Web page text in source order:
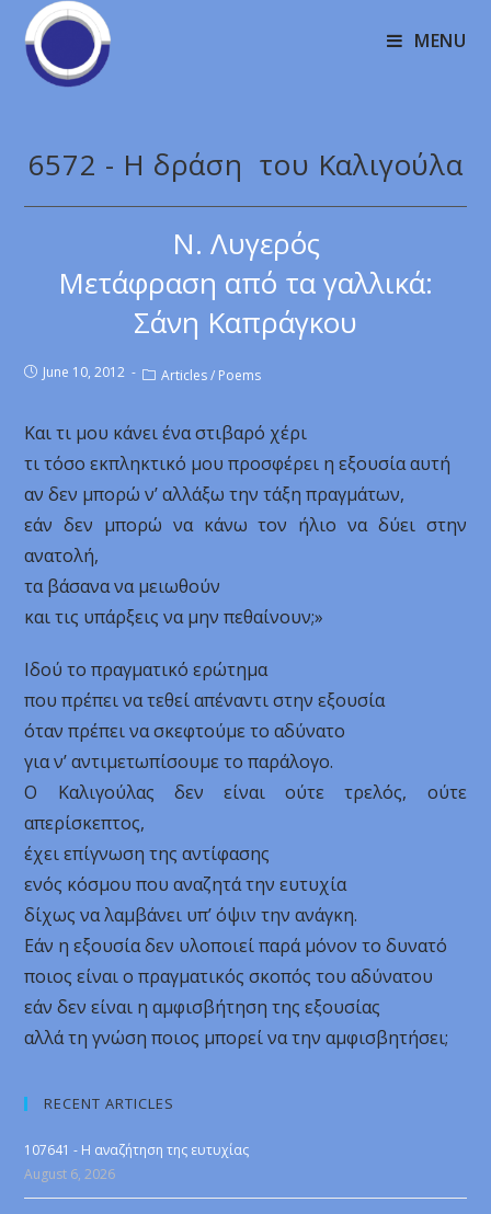
MENU
6572 - H δράση του Καλιγούλα
Ν. Λυγερός
Μετάφραση από τα γαλλικά:
Σάνη Καπράγκου
June 10, 2012 Articles / Poems
Και τι μου κάνει ένα στιβαρό χέρι
τι τόσο εκπληκτικό μου προσφέρει η εξουσία αυτή
αν δεν μπορώ ν’ αλλάξω την τάξη πραγμάτων,
εάν δεν μπορώ να κάνω τον ήλιο να δύει στην
ανατολή,
τα βάσανα να μειωθούν
και τις υπάρξεις να μην πεθαίνουν;»
Ιδού το πραγματικό ερώτημα
που πρέπει να τεθεί απέναντι στην εξουσία
όταν πρέπει να σκεφτούμε το αδύνατο
για ν’ αντιμετωπίσουμε το παράλογο.
Ο Καλιγούλας δεν είναι ούτε τρελός, ούτε
απερίσκεπτος,
έχει επίγνωση της αντίφασης
ενός κόσμου που αναζητά την ευτυχία
δίχως να λαμβάνει υπ’ όψιν την ανάγκη.
Εάν η εξουσία δεν υλοποιεί παρά μόνον το δυνατό
ποιος είναι ο πραγματικός σκοπός του αδύνατου
εάν δεν είναι η αμφισβήτηση της εξουσίας
αλλά τη γνώση ποιος μπορεί να την αμφισβητήσει;
RECENT ARTICLES
107641 - Η αναζήτηση της ευτυχίας
August 6, 2026